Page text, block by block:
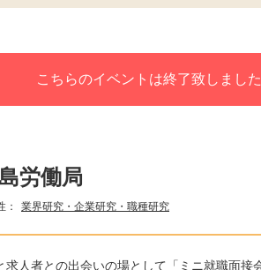
こちらのイベントは終了致しました
労働局
： 業界研究・企業研究・職種研究
人者との出会いの場として「ミニ就職面接